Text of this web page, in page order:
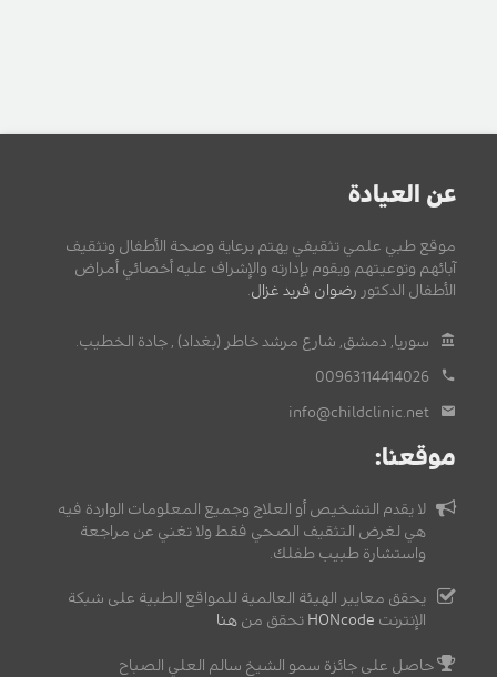
عن العيادة
موقع طبي علمي تثقيفي يهتم برعاية وصحة الأطفال وتثقيف
آبائهم وتوعيتهم ويقوم بإدارته والإشراف عليه أخصائي أمراض
الأطفال الدكتور رضوان فريد غزال
سوريا, دمشق, شارع مرشد خاطر (بغداد) , جادة الخطيب.
00963114414026
info@childclinic.net
موقعنا:
لا يقدم التشخيص أو العلاج وجميع المعلومات الواردة فيه
هي لغرض التثقيف الصحي فقط ولا تغني عن مراجعة
واستشارة طبيب طفلك.
يحقق معايير الهيئة العالمية للمواقع الطبية على شبكة
الإنترنت HONcode تحقق من هنا
حاصل على جائزة سمو الشيخ سالم العلي الصباح